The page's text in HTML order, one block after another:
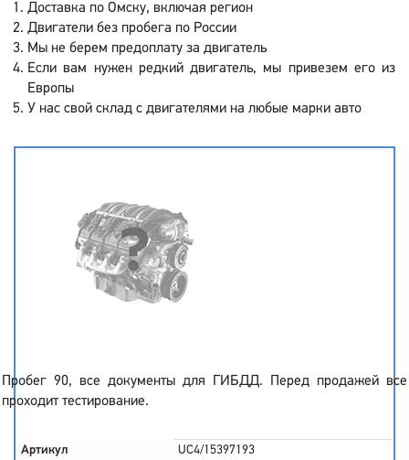
Доставка по Омску, включая регион
Двигатели без пробега по России
Мы не берем предоплату за двигатель
Если вам нужен редкий двигатель, мы привезем его из
Европы
У нас свой склад с двигателями на любые марки авто
Пробег 90, все документы для ГИБДД. Перед продажей все
проходит тестирование.
Артикул UC4/15397193